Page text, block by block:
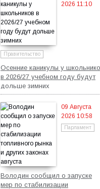
2026 11:10
Правительство
Осенние каникулы у
в 2026/27 учебном году будут
дольше зимних
09 Августа
2026 10:58
Парламент
Володин сообщил о запуске
мер по стабилизации